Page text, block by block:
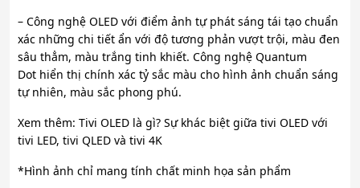
– Công nghệ OLED với điểm ảnh tự phát sáng tái tạo chuẩn
xác những chi tiết ẩn với độ tương phản vượt trội, màu đen
sâu thẳm, màu trắng tinh khiết. Công nghệ Quantum
Dot hiển thị chính xác tỷ sắc màu cho hình ảnh chuẩn sáng
tự nhiên, màu sắc phong phú.
Xem thêm: Tivi OLED là gì? Sự khác biệt giữa tivi OLED với
tivi LED, tivi QLED và tivi 4K
*Hình ảnh chỉ mang tính chất minh họa sản phẩm